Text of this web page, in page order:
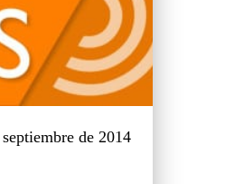
de 2014